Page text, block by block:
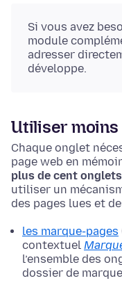
Si vous avez
module
adresser
développe.
Utiliser moins
Chaque onglet
page web en
plus de cent
utiliser un
des pages lues et
les marque-pages
contextuel
l’ensemble des
dossier de